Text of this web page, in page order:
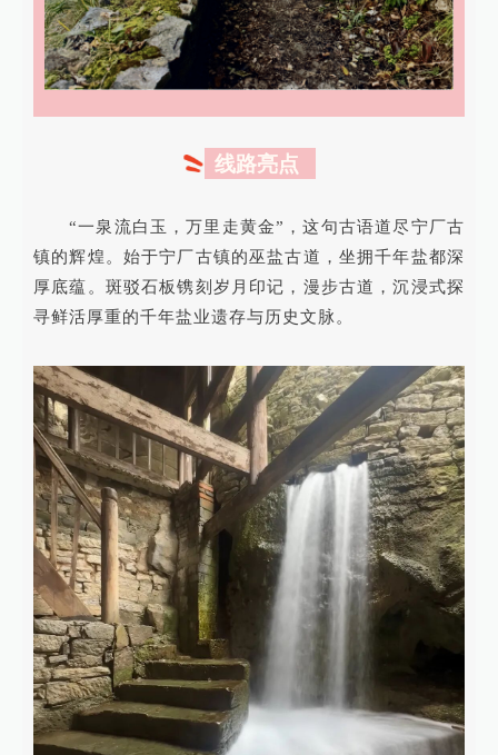
线路亮点
“一泉流白玉，万里走黄金”，这句古语道尽宁厂古
镇的辉煌。 始于宁厂古镇的巫盐古道，坐拥千年盐都深
厚底蕴。斑驳石板镌刻岁月印记，漫步古道，沉浸式探
寻鲜活厚重的千年盐业遗存与历史文脉。